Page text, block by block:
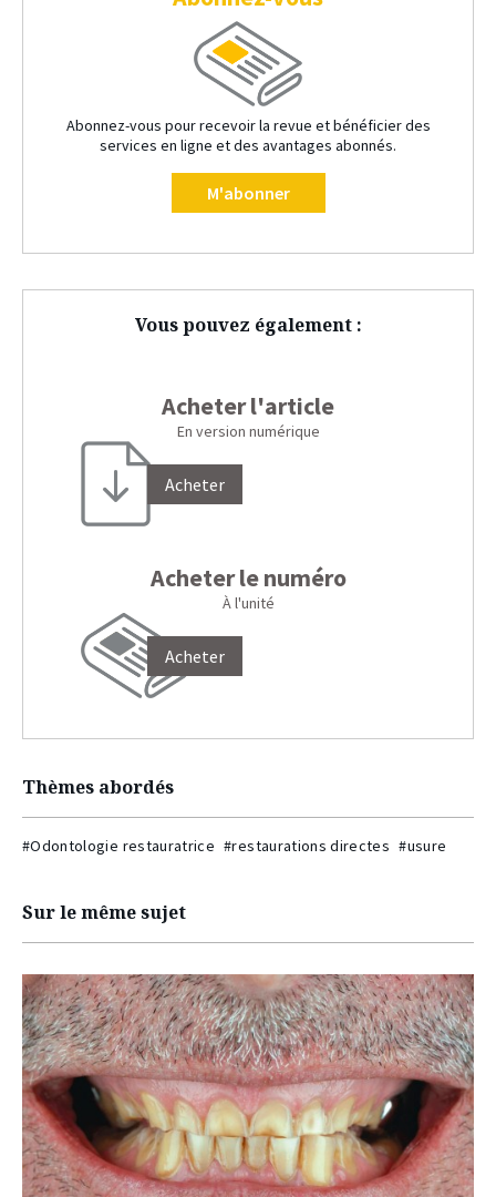
Abonnez-vous pour recevoir la revue et bénéficier des
services en ligne et des avantages abonnés.
M'abonner
Vous pouvez également :
Acheter l'article
En version numérique
Acheter
Acheter le numéro
À l'unité
Acheter
Thèmes abordés
#Odontologie restauratrice #restaurations directes #usure
Sur le même sujet